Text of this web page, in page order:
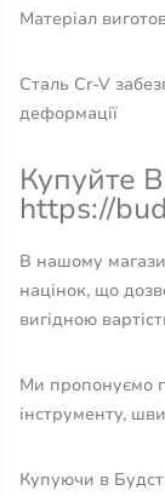
Матеріал
Сталь Cr-V
деформації
Купуйте
https://
В нашому
націнок, що
вигідною
Ми пропонуємо
інструменту,
Купуючи в